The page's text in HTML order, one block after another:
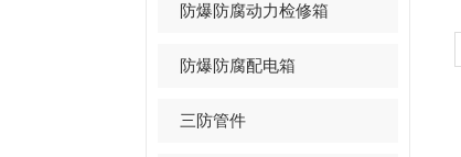
防爆防腐动力检修箱
防爆防腐配电箱
三防管件